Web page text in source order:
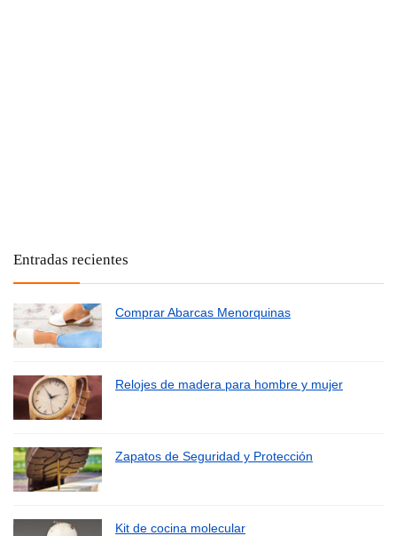
Entradas recientes
Comprar Abarcas Menorquinas
Relojes de madera para hombre y mujer
Zapatos de Seguridad y Protección
Kit de cocina molecular